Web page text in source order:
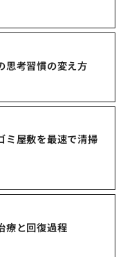
思考習慣の変え方
ミ屋敷を最速で清掃
療と回復過程